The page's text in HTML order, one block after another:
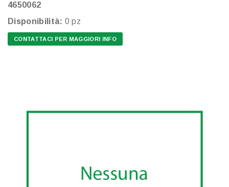
4650062
Disponibilità: 0 pz
CONTATTACI PER MAGGIORI INFO